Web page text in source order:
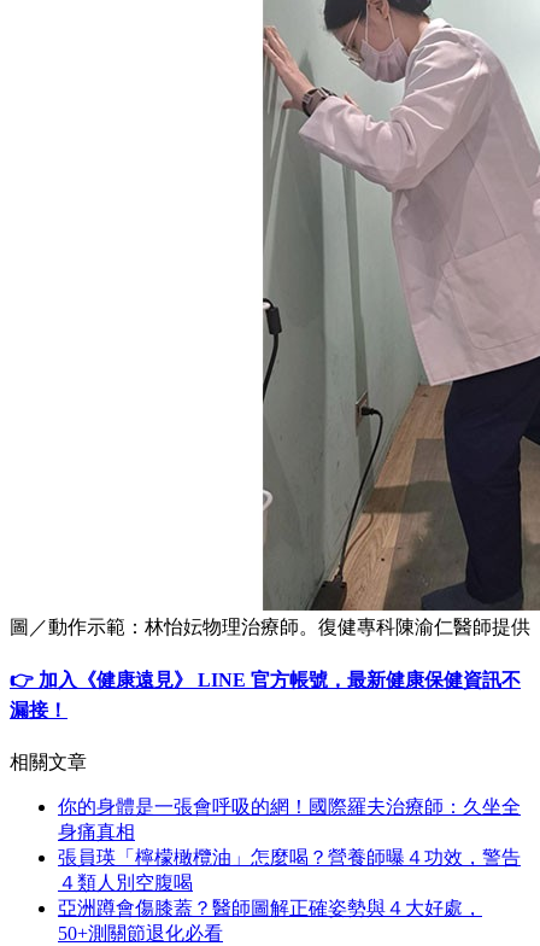
圖／動作示範：林怡妘物理治療師。復健專科陳渝仁醫師提供
👉 加入《健康遠見》 LINE 官方帳號，最新健康保健資訊不
漏接！
相關文章
你的身體是一張會呼吸的網！國際羅夫治療師：久坐全
身痛真相
張員瑛「檸檬橄欖油」怎麼喝？營養師曝４功效，警告
４類人別空腹喝
亞洲蹲會傷膝蓋？醫師圖解正確姿勢與４大好處，
50+測關節退化必看